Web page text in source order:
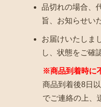
品切れの場合、
旨、お知らせい
お届けいたしま
し、状態をご確
※商品到着時に
商品到着後8日
でご連絡の上、